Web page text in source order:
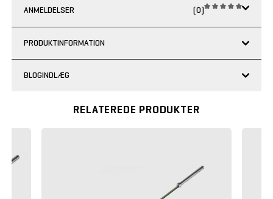
ANMELDELSER (0)
PRODUKTINFORMATION
BLOGINDLÆG
RELATEREDE PRODUKTER